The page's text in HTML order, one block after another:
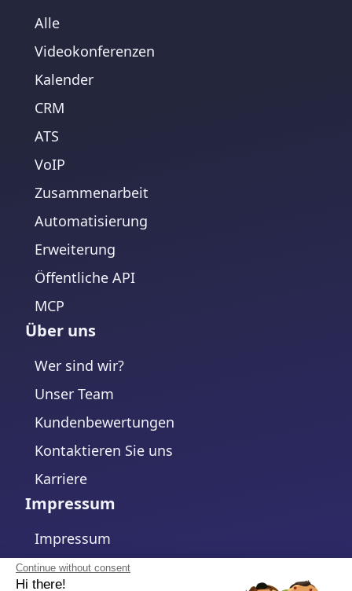
Continue without consent
Hi there!
Alle
Videokonferenzen
Kalender
CRM
ATS
VoIP
Zusammenarbeit
Automatisierung
Erweiterung
Öffentliche API
MCP
Über uns
Wer sind wir?
Unser Team
Kundenbewertungen
Kontaktieren Sie uns
Karriere
Impressum
Impressum
Datenschutzerklärung